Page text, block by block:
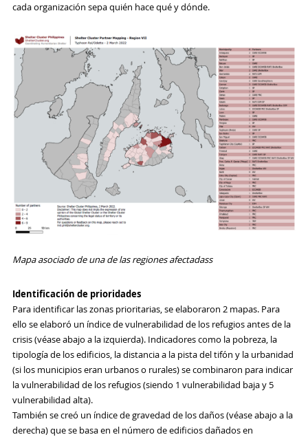
cada organización sepa quién hace qué y dónde.
Mapa asociado de una de las regiones afectadass
Identificación de prioridades
Para identificar las zonas prioritarias, se elaboraron 2 mapas. Para
ello se elaboró un índice de vulnerabilidad de los refugios antes de la
crisis (véase abajo a la izquierda). Indicadores como la pobreza, la
tipología de los edificios, la distancia a la pista del tifón y la urbanidad
(si los municipios eran urbanos o rurales) se combinaron para indicar
la vulnerabilidad de los refugios (siendo 1 vulnerabilidad baja y 5
vulnerabilidad alta).
También se creó un índice de gravedad de los daños (véase abajo a la
derecha) que se basa en el número de edificios dañados en